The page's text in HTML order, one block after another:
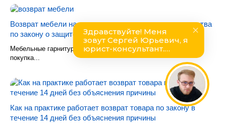
Возврат мебели надлежащего и ненадлежащего качества
по закону о защите прав потребителя
Мебельные гарнитуры и комплекты относятся к товарам,
покупка...
Как на практике работает возврат товара по закону в
течение 14 дней без объяснения причины